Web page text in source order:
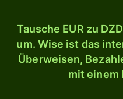
Tausche EUR zu
um. Wise ist das
Überweisen,
mit einem